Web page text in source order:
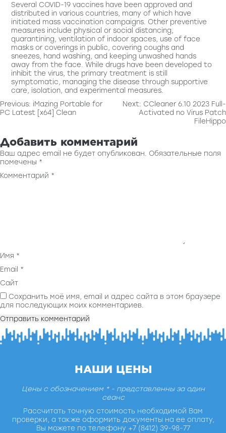
Several COVID-19 vaccines have been approved and
distributed in various countries, many of which have
initiated mass vaccination campaigns. Other preventive
measures include physical or social distancing,
quarantining, ventilation of indoor spaces, use of face
masks or coverings in public, covering coughs and
sneezes, hand washing, and keeping unwashed hands
away from the face. While drugs have been developed to
inhibit the virus, the primary treatment is still
symptomatic, managing the disease through supportive
care, isolation, and experimental measures.
Навигация
по
Previous: iMazing Portable for
PC Latest [x64] Clean
Next: CCleaner 6.10 2023 Full-
Activated no Virus Patch
FileHippo
Добавить комментарий
Ваш адрес email не будет опубликован.
Обязательные поля
помечены *
Комментарий *
Имя *
Email *
Сайт
Сохранить моё имя, email и адрес сайта в этом браузере
для последующих моих комментариев.
НАШИ ЦЕНЫ
Цены с обозначением * - представленны за один
сеанс
Рассчитать точную стоимость необходимой Вам
проверки, а также оформить документы на ее оплату,
Вы можете по телефону +7 (8412) 39-98-77